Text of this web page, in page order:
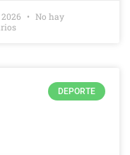
No hay
DEPORTE